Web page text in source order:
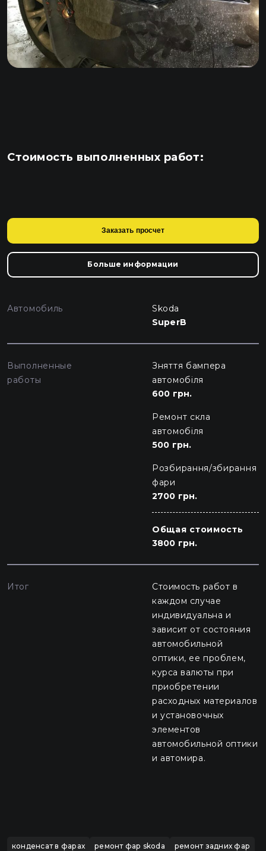
Стоимость выполненных работ:
Заказать просчет
Больше информации
Автомобиль
Skoda
SuperB
Выполненные
работы
Зняття бампера
автомобіля
600 грн.
Ремонт скла
автомобіля
500 грн.
Розбирання/збирання
фари
2700 грн.
Общая стоимость
3800 грн.
Итог
Стоимость работ в
каждом случае
индивидуальна и
зависит от состояния
автомобильной
оптики, ее проблем,
курса валюты при
приобретении
расходных материалов
и установочных
элементов
автомобильной оптики
и автомира.
конденсат в фарах ремонт фар skoda ремонт задних фар